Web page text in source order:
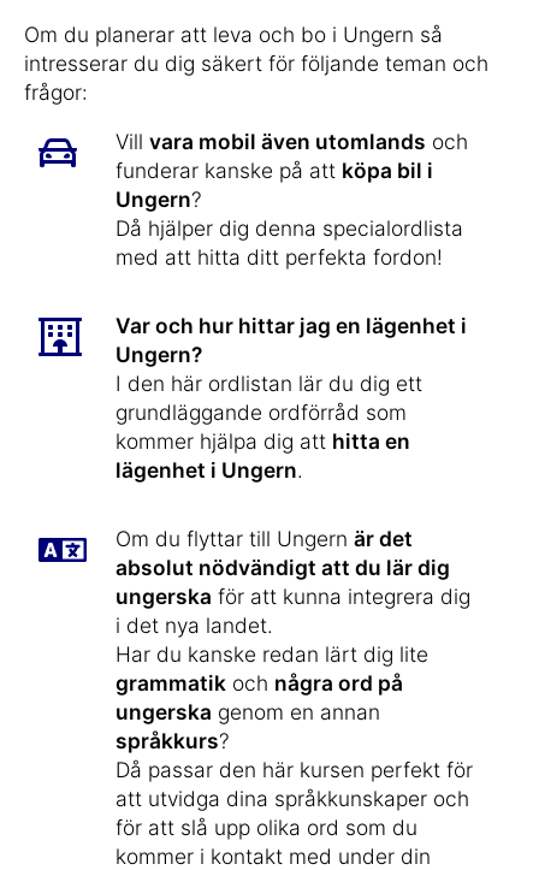
Om du planerar att leva och bo i Ungern så
intresserar du dig säkert för följande teman och
frågor:
Vill vara mobil även utomlands och
funderar kanske på att köpa bil i
Ungern?
Då hjälper dig denna specialordlista
med att hitta ditt perfekta fordon!
Var och hur hittar jag en lägenhet i
Ungern?
I den här ordlistan lär du dig ett
grundläggande ordförråd som
kommer hjälpa dig att hitta en
lägenhet i Ungern.
Om du flyttar till Ungern är det
absolut nödvändigt att du lär dig
ungerska för att kunna integrera dig
i det nya landet.
Har du kanske redan lärt dig lite
grammatik och några ord på
ungerska genom en annan
språkkurs?
Då passar den här kursen perfekt för
att utvidga dina språkkunskaper och
för att slå upp olika ord som du
kommer i kontakt med under din